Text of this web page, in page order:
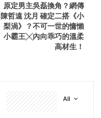
原定男主吳磊換角？網傳
陳哲遠 沈月 確定二搭《小
梨渦》？不可一世的慵懶
小霸王╳內向乖巧的溫柔
高材生！
All